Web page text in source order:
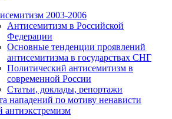
2003-2006
Антисемитизм в Российской
Федерации
Основные тенденции проявлений
антисемитизма в государствах СНГ
Политический антисемитизм в
современной России
Статьи, доклады, репортажи
нападений по мотиву ненависти